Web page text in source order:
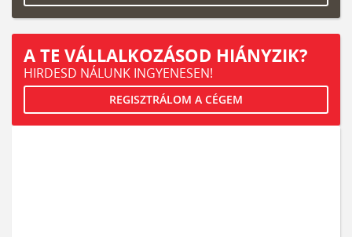
A TE VÁLLALKOZÁSOD HIÁNYZIK?
HIRDESD NÁLUNK INGYENESEN!
REGISZTRÁLOM A CÉGEM